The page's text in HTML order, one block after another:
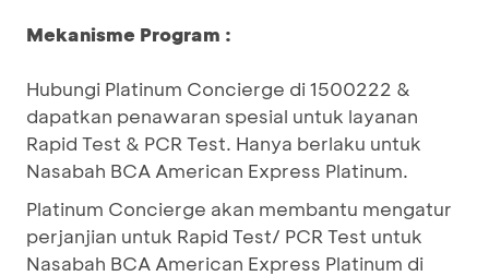
Mekanisme Program :
Hubungi Platinum Concierge di 1500222 &
dapatkan penawaran spesial untuk layanan
Rapid Test & PCR Test. Hanya berlaku untuk
Nasabah BCA American Express Platinum.
Platinum Concierge akan membantu mengatur
perjanjian untuk Rapid Test/ PCR Test untuk
Nasabah BCA American Express Platinum di